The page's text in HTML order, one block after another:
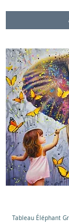
Tableau Éléphant